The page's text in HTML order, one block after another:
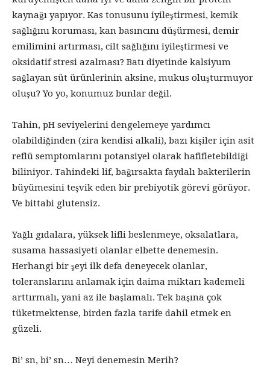
kaynağı yapıyor. Kas tonusunu iyileştirmesi, kemik
sağlığını koruması, kan basıncını düşürmesi, demir
emilimini artırması, cilt sağlığını iyileştirmesi ve
oksidatif stresi azalması? Batı diyetinde kalsiyum
sağlayan süt ürünlerinin aksine, mukus oluşturmuyor
oluşu? Yo yo, konumuz bunlar değil.
Tahin, pH seviyelerini dengelemeye yardımcı
olabildiğinden (zira kendisi alkali), bazı kişiler için asit
reflü semptomlarını potansiyel olarak hafifletebildiği
biliniyor. Tahindeki lif, bağırsakta faydalı bakterilerin
büyümesini teşvik eden bir prebiyotik görevi görüyor.
Ve bittabi glutensiz.
Yağlı gıdalara, yüksek lifli beslenmeye, oksalatlara,
susama hassasiyeti olanlar elbette denemesin.
Herhangi bir şeyi ilk defa deneyecek olanlar,
toleranslarını anlamak için daima miktarı kademeli
arttırmalı, yani az ile başlamalı. Tek başına çok
tüketmektense, birden fazla tarife dahil etmek en
güzeli.
Bi’ sn, bi’ sn… Neyi denemesin Merih?